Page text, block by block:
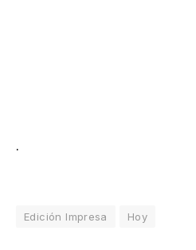
.
Edición Impresa Hoy